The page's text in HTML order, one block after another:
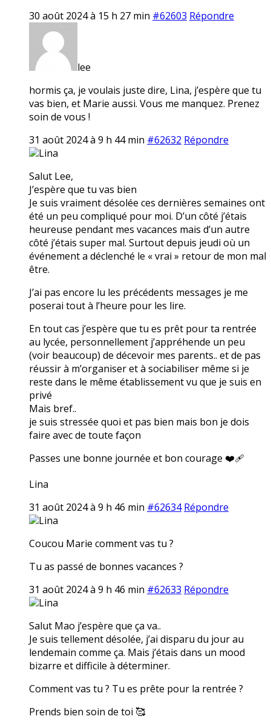
30 août 2024 à 15 h 27 min #62603 Répondre
lee
hormis ça, je voulais juste dire, Lina, j’espère que tu
vas bien, et Marie aussi. Vous me manquez. Prenez
soin de vous !
31 août 2024 à 9 h 44 min #62632 Répondre
Lina
Salut Lee,
J’espère que tu vas bien
Je suis vraiment désolée ces dernières semaines ont
été un peu compliqué pour moi. D’un côté j’étais
heureuse pendant mes vacances mais d’un autre
côté j’étais super mal. Surtout depuis jeudi où un
événement a déclenché le « vrai » retour de mon mal
être.
J’ai pas encore lu les précédents messages je me
poserai tout à l’heure pour les lire.
En tout cas j’espère que tu es prêt pour ta rentrée
au lycée, personnellement j’appréhende un peu
(voir beaucoup) de décevoir mes parents.. et de pas
réussir à m’organiser et à sociabiliser même si je
reste dans le même établissement vu que je suis en
privé
Mais bref..
je suis stressée quoi et pas bien mais bon je dois
faire avec de toute façon
Passes une bonne journée et bon courage ❤️‍🩹
Lina
31 août 2024 à 9 h 46 min #62634 Répondre
Lina
Coucou Marie comment vas tu ?
Tu as passé de bonnes vacances ?
31 août 2024 à 9 h 46 min #62633 Répondre
Lina
Salut Mao j’espère que ça va..
Je suis tellement désolée, j’ai disparu du jour au
lendemain comme ça. Mais j’étais dans un mood
bizarre et difficile à déterminer.
Comment vas tu ? Tu es prête pour la rentrée ?
Prends bien soin de toi 🥰